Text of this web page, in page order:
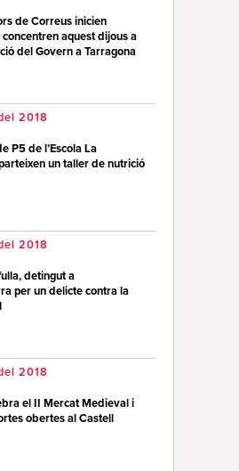
de Correus inicien
aquest dijous a
del Govern a Tarragona
2018
P5 de l’Escola La
un taller de nutrició
2018
detingut a
per un delicte contra la
2018
el II Mercat Medieval i
obertes al Castell